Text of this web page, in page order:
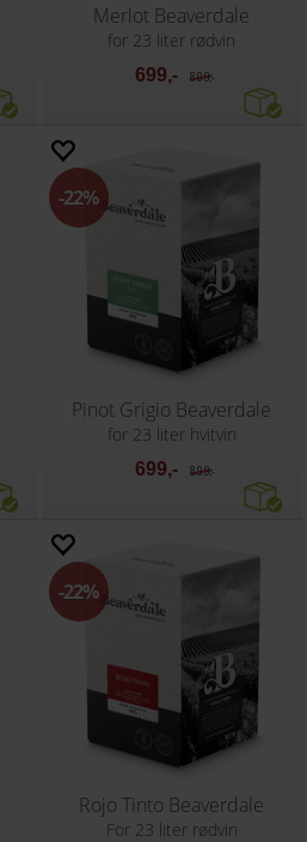
Merlot Beaverdale
for 23 liter rødvin
699,- 899,-
22%
Pinot Grigio Beaverdale
for 23 liter hvitvin
699,- 899,-
22%
Rojo Tinto Beaverdale
For 23 liter rødvin